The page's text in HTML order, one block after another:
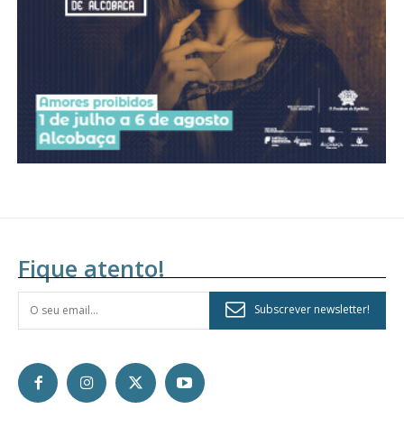
Escolha o plano
Fique atento!
Subscrever newsletter!